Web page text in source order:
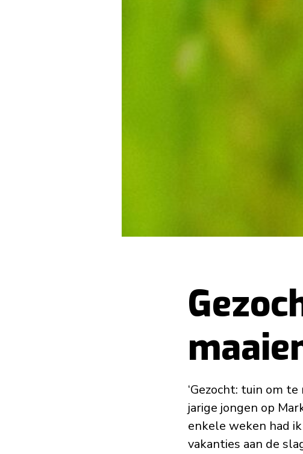
‘Gezocht: tuin om
jarige jongen op
enkele weken had
vakanties aan de